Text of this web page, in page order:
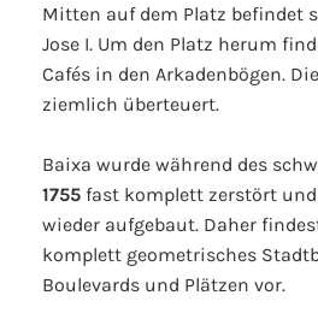
Mitten auf dem Platz befindet
Jose I. Um den Platz herum
Cafés in den Arkadenbögen.
ziemlich überteuert.
Baixa wurde während des
1755 fast komplett zerstört
wieder aufgebaut. Daher
komplett geometrisches
Boulevards und Plätzen vor.